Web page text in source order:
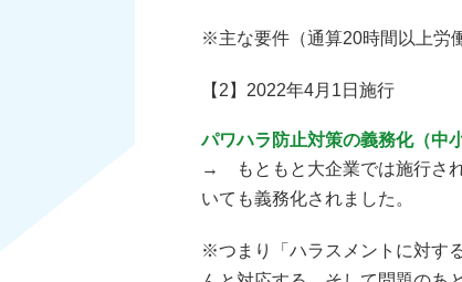
※主な要件（通算20時間以上労
【2】2022年4月1日施行
パワハラ防止対策の義務化（中
→ もともと大企業では施行さ
いても義務化されました。
※つまり「ハラスメントに対す